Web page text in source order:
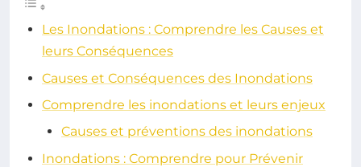
Les Inondations : Comprendre les Causes et
leurs Conséquences
Causes et Conséquences des Inondations
Comprendre les inondations et leurs enjeux
Causes et préventions des inondations
Inondations : Comprendre pour Prévenir